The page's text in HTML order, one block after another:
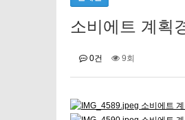
소비에트 계획
0건 9회